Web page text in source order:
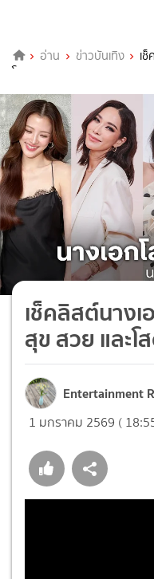
อ่าน ข่าวบันเทิง
เ
โสดมาก
เช็คลิสต์นาง
สุข สวย และโ
Entertainment
1 มกราคม 2569 (